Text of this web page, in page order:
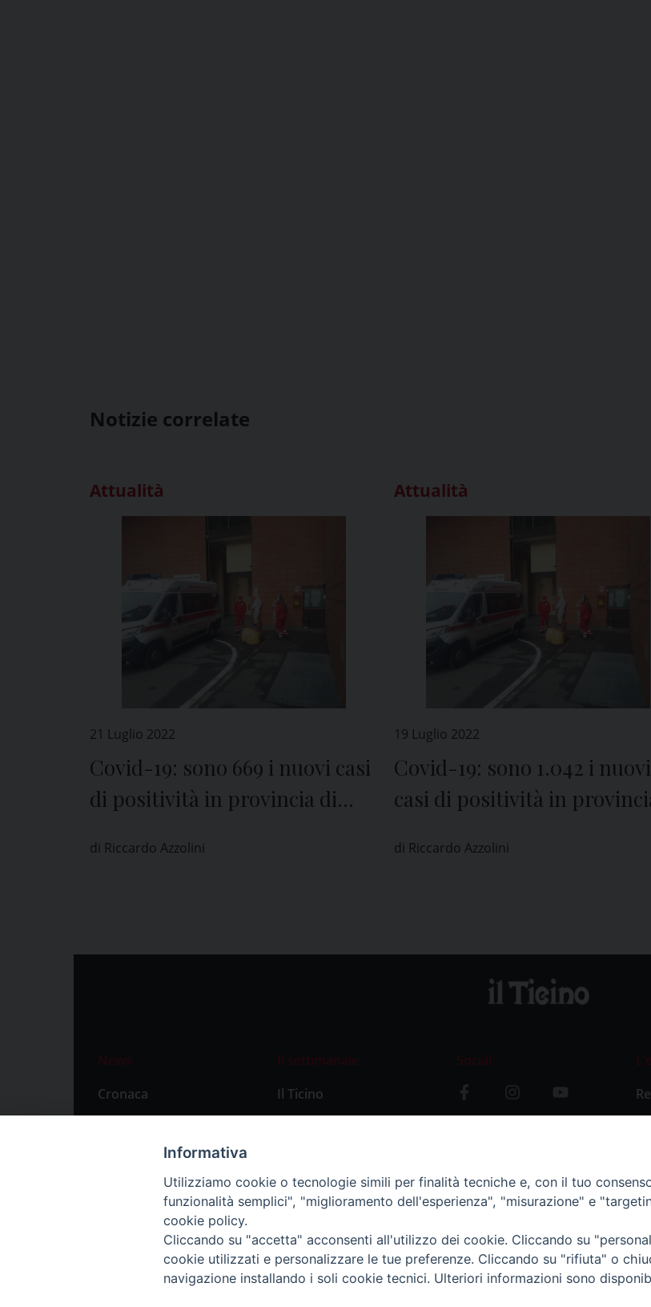
Notizie correlate
Attualità
21 Luglio 2022
Covid-19: sono 669 i nuovi casi
di positività in provincia di
di Riccardo Azzolini
Attualità
19 Luglio 2022
Covid-19: sono 1.042 i nuovi
casi di positività in
di Riccardo Azzolini
News
Cronaca
Attualità
Primo Piano
Il settimanale
Il Ticino
Abbonamenti
Social
Informativa
Utilizziamo cookie o tecnologie simili per finalità tecniche e, con il tuo
funzionalità semplici", "miglioramento dell'esperienza", "misurazione" e
cookie policy.
Cliccando su "accetta" acconsenti all'utilizzo dei cookie. Cliccando su
cookie utilizzati e personalizzare le tue preferenze. Cliccando su "rifiuta" o
navigazione installando i soli cookie tecnici. Ulteriori informazioni sono